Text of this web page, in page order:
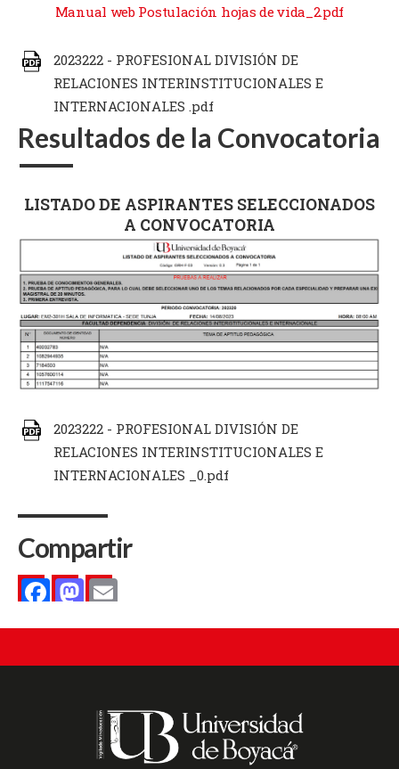
Manual web Postulación hojas de vida_2.pdf
2023222 - PROFESIONAL DIVISIÓN DE
RELACIONES INTERINSTITUCIONALES E
INTERNACIONALES .pdf
Resultados de la Convocatoria
LISTADO DE ASPIRANTES SELECCIONADOS
A CONVOCATORIA
2023222 - PROFESIONAL DIVISIÓN DE
RELACIONES INTERINSTITUCIONALES E
INTERNACIONALES _0.pdf
Compartir
Facebook
Mastodon
Email